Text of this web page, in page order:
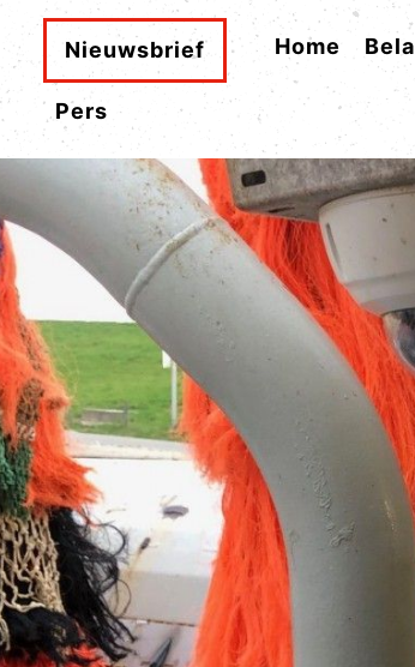
Nieuwsbrief Home
Pers